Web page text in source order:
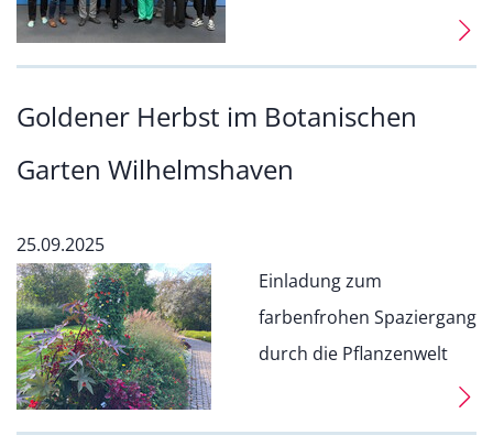
Goldener Herbst im Botanischen
Garten Wilhelmshaven
25.09.2025
Einladung zum
farbenfrohen Spaziergang
durch die Pflanzenwelt